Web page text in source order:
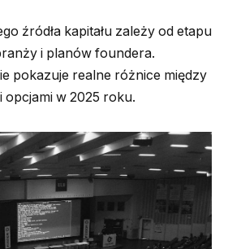
źródła kapitału zależy od etapu
i planów foundera.
pokazuje realne różnice między
opcjami w 2025 roku.